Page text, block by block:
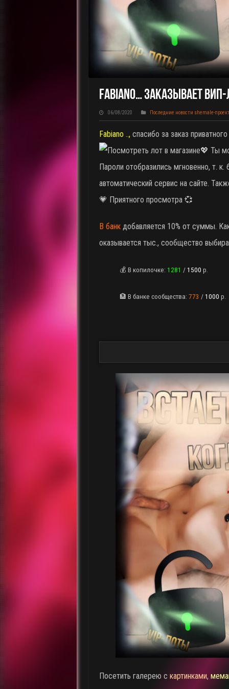
Fabiano… Заказывает ВИП-
06/08/2020 Последние новости shemale-
Fabiano .., спасибо за заказ
💖 Ты
Пароли отобразились мгновенно, т. к.
автоматический сервис на сайте.
💗 Приятного просмотра 💞
В банк добавляется 10% от суммы.
оказывается тыс., сообщество
💰 В копилочке: 1281 / 1500 р.
🏦 В банке сообщества: 773 / 1000 р.
Посетить галерею с картинками,